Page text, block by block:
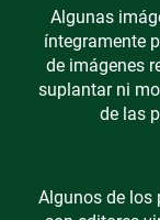
Algunas
íntegramente
de imágenes
suplantar ni
de las
Algunos de los